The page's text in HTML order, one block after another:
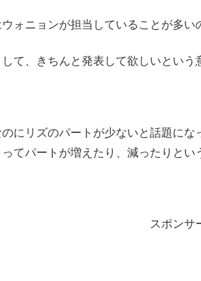
ォニョンが担当していることが多い
て、きちんと発表して欲しいという
のにリズのパートが少ないと話題に
てパートが増えたり、減ったりとい
スポンサ